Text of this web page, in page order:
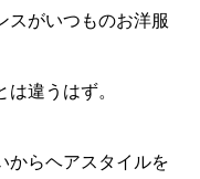
スがいつものお洋服
違うはず。
からヘアスタイルを